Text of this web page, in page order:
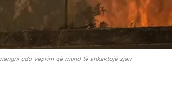
çdo veprim që mund të shkaktojë zjarr